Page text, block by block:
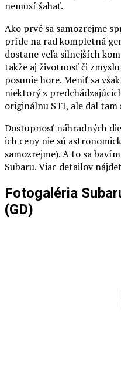
nemusí šahať.
Ako prvé sa samozrejme
príde na rad kompletná
dostane veľa silnejších
takže aj životnosť či
posunie hore. Meniť sa
niektorý z
originálnu STI, ale dal tam
Dostupnosť náhradných
ich ceny nie sú
samozrejme). A to sa
Subaru. Viac detailov
Fotogaléria
(GD)